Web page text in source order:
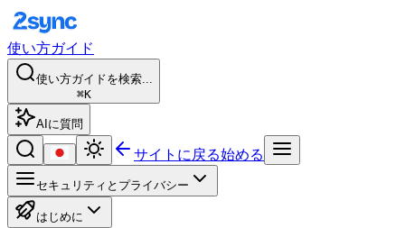
使い方ガイド
使い方ガイドを検索...
⌘K
AIに質問
サイトに戻る始める
セキュリティとプライバシー
はじめに